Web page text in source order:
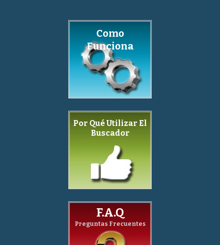
Como
Funciona
Por Qué Utilizar El
Buscador
F.A.Q
Preguntas Frecuentes